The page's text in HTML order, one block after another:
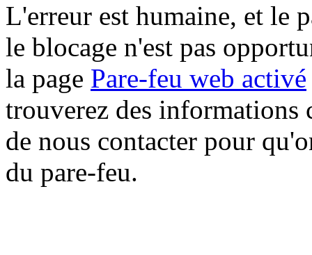
L'erreur est humaine, et le
le blocage n'est pas
la page Pare-feu web activé
trouverez des informations
de nous contacter pour
du pare-feu.